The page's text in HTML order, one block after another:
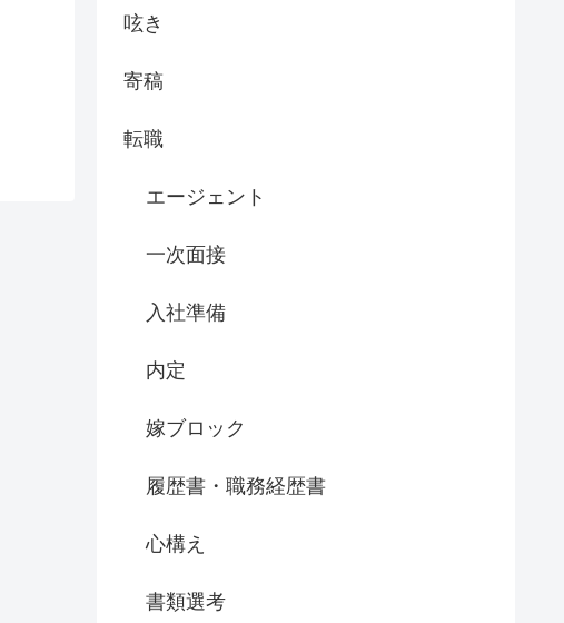
呟き
寄稿
転職
エージェント
一次面接
入社準備
内定
嫁ブロック
履歴書・職務経歴書
心構え
書類選考